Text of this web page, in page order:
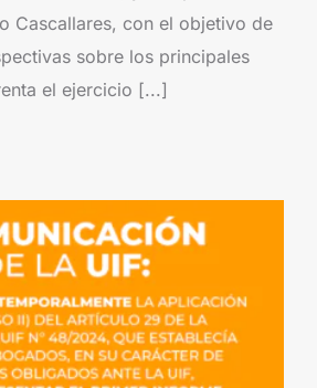
Cascallares, con el objetivo de
sobre los principales
el ejercicio [...]